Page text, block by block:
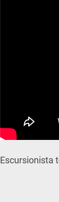
Escursionista